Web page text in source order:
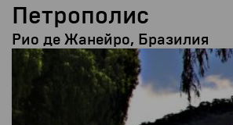
Петрополис
Рио де Жанейро, Бразилия